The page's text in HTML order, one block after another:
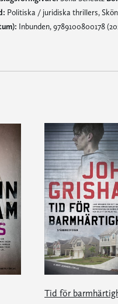
Politiska / juridiska thrillers,
Inbunden, 9789100800178
Tid för